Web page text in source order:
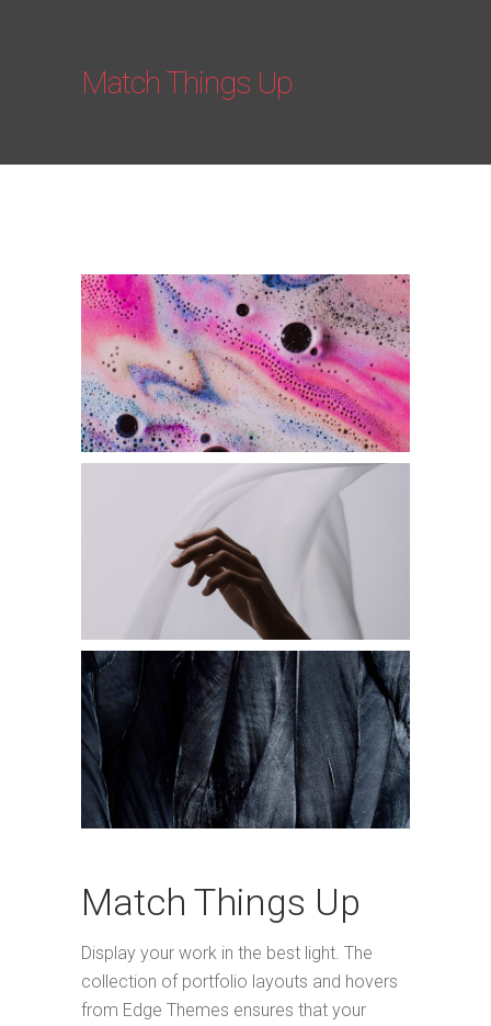
Match Things Up
Match Things Up
Display your work in the best light. The
collection of portfolio layouts and hovers
from Edge Themes ensures that your